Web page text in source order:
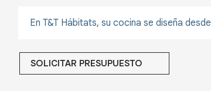
En T&T Hábitats, su cocina se diseña
SOLICITAR PRESUPUESTO